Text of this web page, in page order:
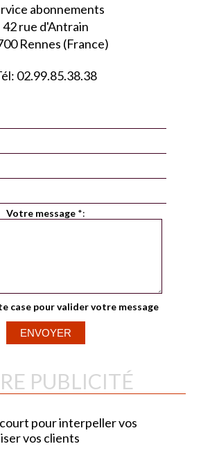
abonnements
42 rue d'Antrain
Rennes (France)
02.99.85.38.38
Votre message *:
case pour valider votre message
PUBLICITÉ
pour interpeller vos
vos clients